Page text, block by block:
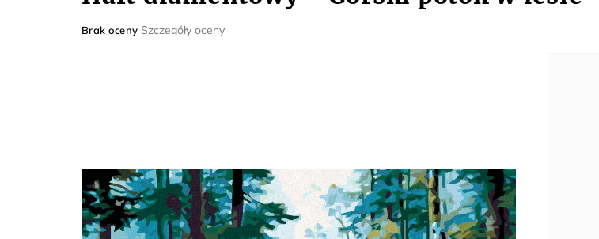
Średnia
Brak oceny Szczegóły oceny